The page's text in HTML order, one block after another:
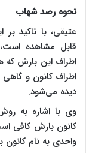
نحوه رصد شهاب
عتیقی، با تاکید
قابل مشاهده
اطراف این بارش
اطراف کانون و
دیده میشود.
وی با اشاره به
کانون بارش کافی
واحدی به نام کانون